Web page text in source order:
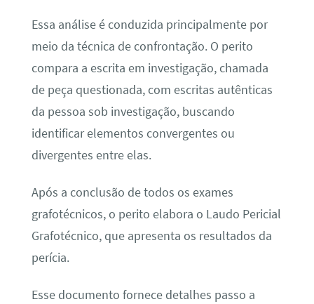
Essa análise é conduzida principalmente por
meio da técnica de confrontação. O perito
compara a escrita em investigação, chamada
de peça questionada, com escritas autênticas
da pessoa sob investigação, buscando
identificar elementos convergentes ou
divergentes entre elas.
Após a conclusão de todos os exames
grafotécnicos, o perito elabora o Laudo Pericial
Grafotécnico, que apresenta os resultados da
perícia.
Esse documento fornece detalhes passo a